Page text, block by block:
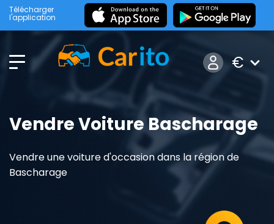
Télécharger
l'application
€
Vendre Voiture Bascharage
Vendre une voiture d'occasion dans la région de
Bascharage